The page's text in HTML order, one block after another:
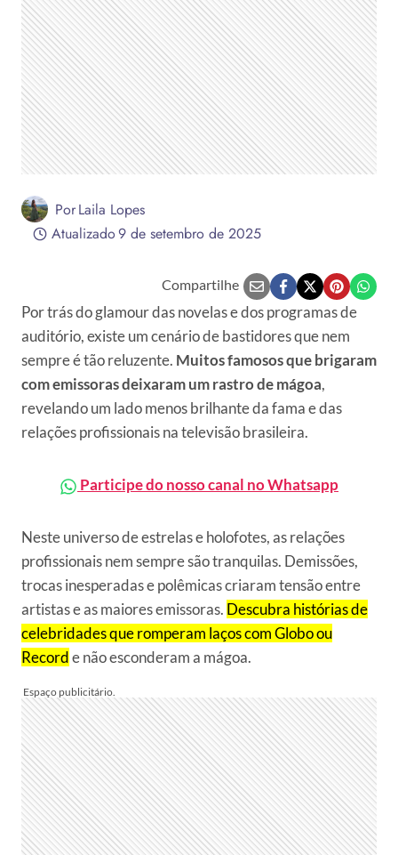
PorLaila Lopes
Atualizado9 de setembro de 2025
Compartilhe
Por trás do glamour das novelas e dos programas de
auditório, existe um cenário de bastidores que nem
sempre é tão reluzente. Muitos famosos que brigaram
com emissoras deixaram um rastro de mágoa,
revelando um lado menos brilhante da fama e das
relações profissionais na televisão brasileira.
Participe do nosso canal no Whatsapp
Neste universo de estrelas e holofotes, as relações
profissionais nem sempre são tranquilas. Demissões,
trocas inesperadas e polêmicas criaram tensão entre
artistas e as maiores emissoras. Descubra histórias de
celebridades que romperam laços com Globo ou
Recorde não esconderam a mágoa.